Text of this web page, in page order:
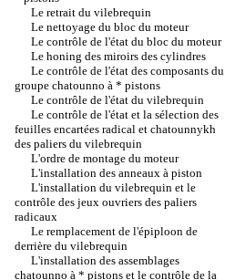
Le retrait du vilebrequin
Le nettoyage du bloc du moteur
Le contrôle de l'état du bloc du moteur
Le honing des miroirs des cylindres
Le contrôle de l'état des composants du
groupe chatounno à * pistons
Le contrôle de l'état du vilebrequin
Le contrôle de l'état et la sélection des
feuilles encartées radical et chatounnykh
des paliers du vilebrequin
L'ordre de montage du moteur
L'installation des anneaux à piston
L'installation du vilebrequin et le
contrôle des jeux ouvriers des paliers
radicaux
Le remplacement de l'épiploon de
derrière du vilebrequin
L'installation des assemblages
chatounno à * pistons et le contrôle de la